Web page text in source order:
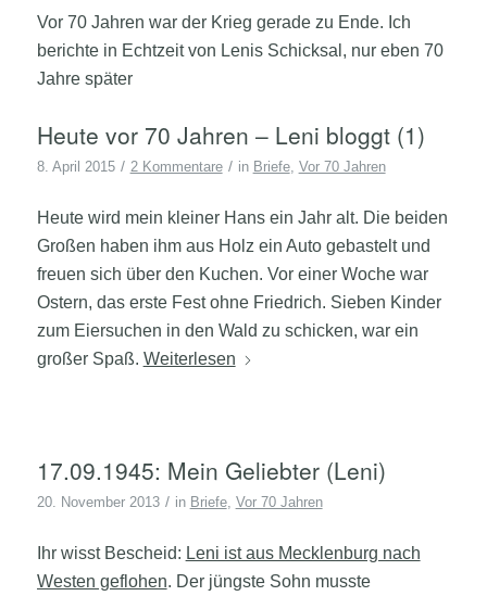
Vor 70 Jahren war der Krieg gerade zu Ende. Ich
berichte in Echtzeit von Lenis Schicksal, nur eben 70
Jahre später
Heute vor 70 Jahren – Leni bloggt (1)
8. April 2015 / 2 Kommentare / in Briefe, Vor 70 Jahren
Heute wird mein kleiner Hans ein Jahr alt. Die beiden
Großen haben ihm aus Holz ein Auto gebastelt und
freuen sich über den Kuchen. Vor einer Woche war
Ostern, das erste Fest ohne Friedrich. Sieben Kinder
zum Eiersuchen in den Wald zu schicken, war ein
großer Spaß. Weiterlesen
17.09.1945: Mein Geliebter (Leni)
20. November 2013 / in Briefe, Vor 70 Jahren
Ihr wisst Bescheid: Leni ist aus Mecklenburg nach
Westen geflohen. Der jüngste Sohn musste